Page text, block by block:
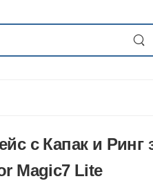
с Капак и Ринг
Magic7 Lite